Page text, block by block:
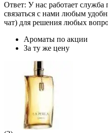
Ответ: У нас работает
связаться с нами любым
чат) для решения любых
Ароматы по акции
За ту же цену